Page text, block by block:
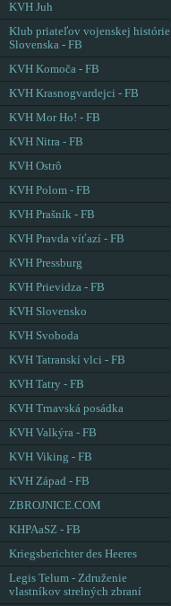
KVH Juh
Klub priateľov vojenskej histórie
Slovenska - FB
KVH Komoča - FB
KVH Krasnogvardejci - FB
KVH Mor Ho! - FB
KVH Nitra - FB
KVH Ostrô
KVH Polom - FB
KVH Prašník - FB
KVH Pravda víťazí - FB
KVH Pressburg
KVH Prievidza - FB
KVH Slovensko
KVH Svoboda
KVH Tatranskí vlci - FB
KVH Tatry - FB
KVH Trnavská posádka
KVH Valkýra - FB
KVH Viking - FB
KVH Západ - FB
ZBROJNICE.COM
KHPAaSZ - FB
Kriegsberichter des Heeres
Legis Telum - Združenie
vlastníkov strelných zbraní